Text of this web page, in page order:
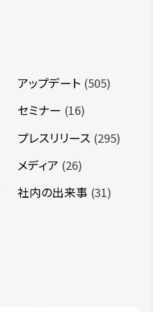
アップデート (505)
セミナー (16)
プレスリリース (295)
メディア (26)
社内の出来事 (31)